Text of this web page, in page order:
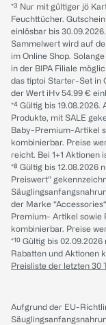
*³ Nur mit gültiger jö
Feuchttücher.
einlösbar bis
Sammelwert wird auf
im Online Shop.
in der BIPA Filiale
das tiptoi Starter-Set in
der Wert iHv 54.99 €
*⁴ Gültig bis
Produkte, mit SALE
Baby-Premium-Artikel
kombinierbar. Preise
reicht. Bei 1+1 Aktionen
*⁸ Gültig bis 12.08.2026
Preiswert“
der Marke
Premium- Artikel sowie
kombinierbar. Preise
*¹⁰ Gültig bis
Rabatten und Aktionen
Preisliste der letzten 30
Aufgrund der EU-